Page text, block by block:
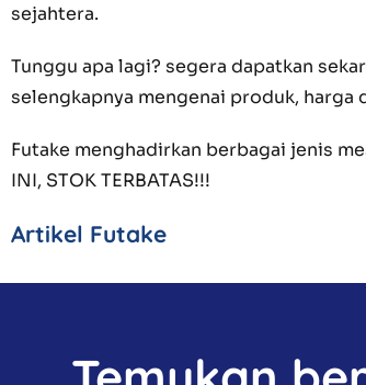
sejahtera.
Tunggu apa lagi? segera dapatkan
selengkapnya mengenai produk,
Futake menghadirkan berbagai jenis
INI, STOK TERBATAS!!!
Artikel Futake